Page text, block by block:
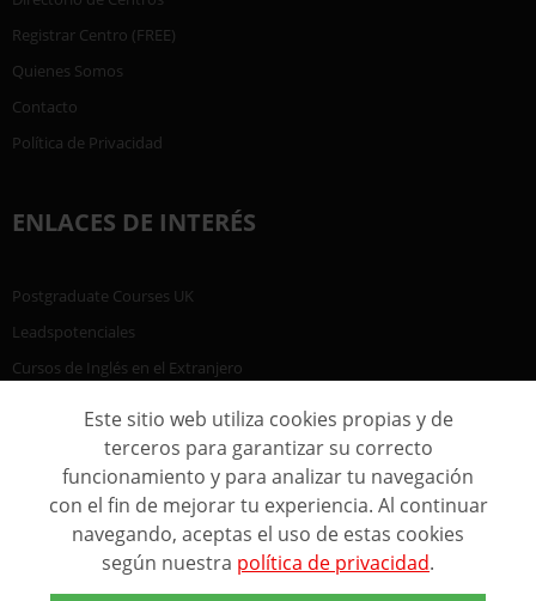
Registrar Centro (FREE)
Quienes Somos
Contacto
Política de Privacidad
ENLACES DE INTERÉS
Postgraduate Courses UK
Leadspotenciales
Cursos de Inglés en el Extranjero
Este sitio web utiliza cookies propias y de
terceros para garantizar su correcto
funcionamiento y para analizar tu navegación
con el fin de mejorar tu experiencia. Al continuar
navegando, aceptas el uso de estas cookies
según nuestra política de privacidad.